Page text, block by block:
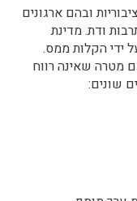
ובהם ארגונים
ודת. מדינת
ידי הקלות ממס.
מטרה שאינה רווח
שונים: